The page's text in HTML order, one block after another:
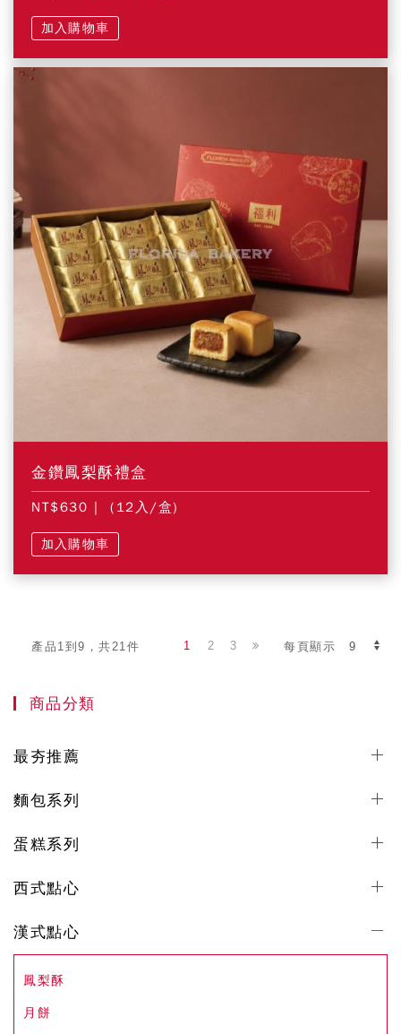
加入購物車
金鑽鳳梨酥禮盒
NT$630 | (12入/盒)
加入購物車
產品1到9，共21件 每頁顯示
1 2 3
商品分類
最夯推薦
麵包系列
蛋糕系列
西式點心
漢式點心
鳳梨酥
月餅